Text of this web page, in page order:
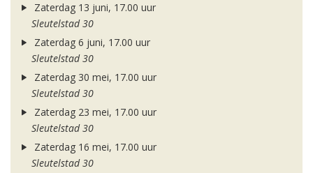
Zaterdag 13 juni, 17.00 uur
Sleutelstad 30
Zaterdag 6 juni, 17.00 uur
Sleutelstad 30
Zaterdag 30 mei, 17.00 uur
Sleutelstad 30
Zaterdag 23 mei, 17.00 uur
Sleutelstad 30
Zaterdag 16 mei, 17.00 uur
Sleutelstad 30